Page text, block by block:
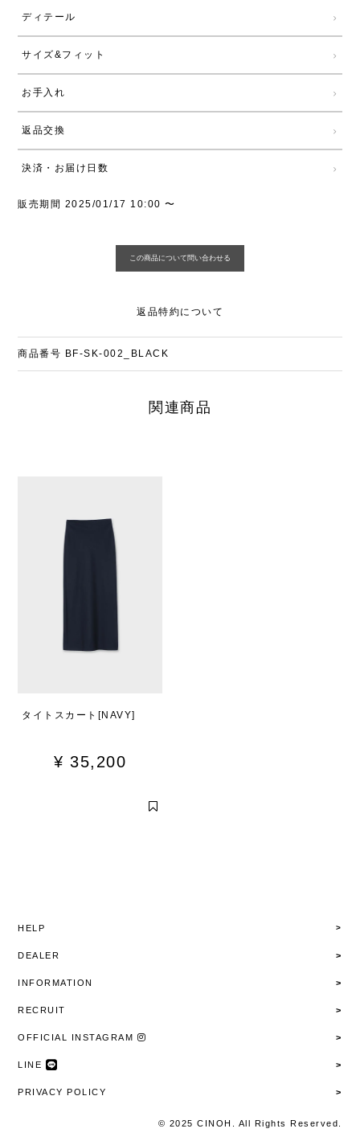
ディテール
サイズ&フィット
お手入れ
返品交換
決済・お届け日数
販売期間 2025/01/17 10:00〜
返品特約について
商品番号 BF-SK-002_BLACK
関連商品
タイトスカート[NAVY]
¥ 35,200
HELP
DEALER
INFORMATION
RECRUIT
OFFICIAL INSTAGRAM
LINE
PRIVACY POLICY
© 2025 CINOH. All Rights Reserved.